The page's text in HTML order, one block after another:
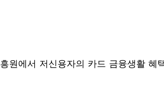
원에서 저신용자의 카드 금융생활 혜